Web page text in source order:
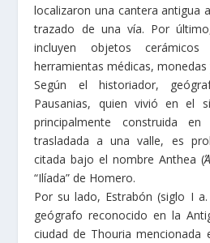
localizaron una cantera antigua
trazado de una vía. Por
incluyen objetos cerámicos
herramientas médicas,
Según el historiador,
Pausanias, quien vivió en el
principalmente construida
trasladada a una valle, es
citada bajo el nombre Anthea (
“Ilíada” de Homero.
Por su lado, Estrabón (siglo I
geógrafo reconocido en la
ciudad de Thouria